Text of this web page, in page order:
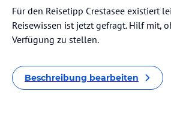
Für den Reisetipp Crestasee existiert
Reisewissen ist jetzt gefragt. Hilf mit,
Verfügung zu stellen.
Beschreibung bearbeiten